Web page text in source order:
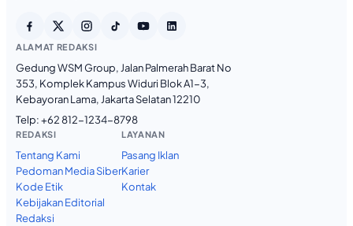
ALAMAT REDAKSI
Gedung WSM Group, Jalan Palmerah Barat No
353, Komplek Kampus Widuri Blok A1-3,
Kebayoran Lama, Jakarta Selatan 12210
Telp:+62 812-1234-8798
REDAKSI
Tentang Kami
Pedoman Media Siber
Kode Etik
Kebijakan Editorial
Redaksi
LAYANAN
Pasang Iklan
Karier
Kontak